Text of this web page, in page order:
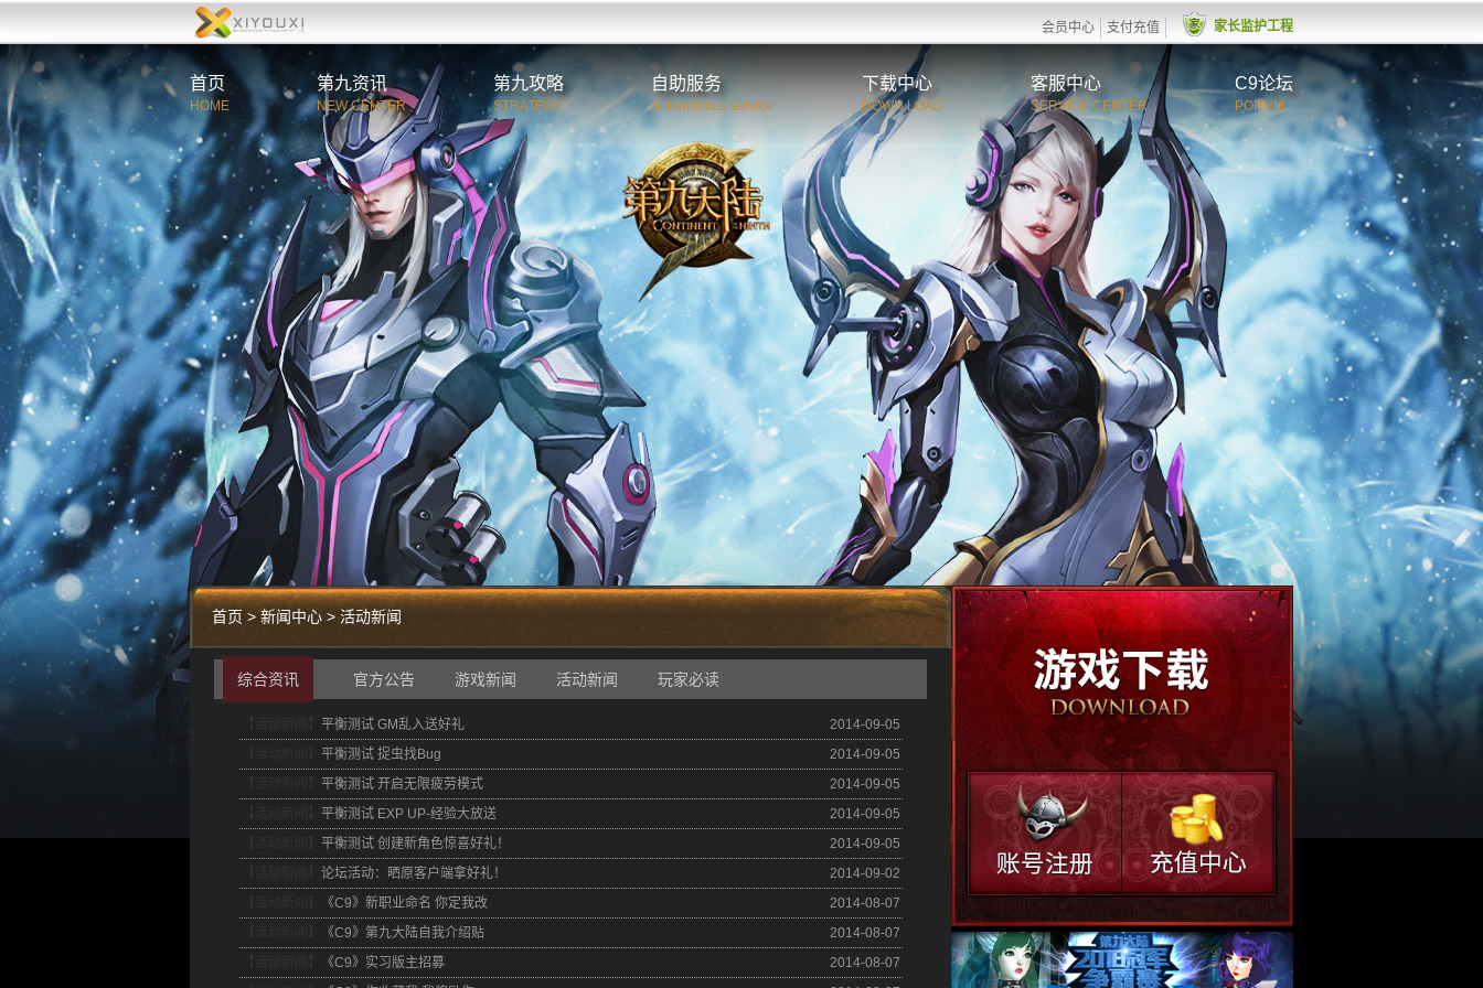
会员中心 支付充值 家长监护工程
首页
HOME
第九资讯
NEW CENTER
第九攻略
STRATEGY
自助服务
Autonomous service
下载中心
DOWN LOAD
客服中心
SERVICE CENTER
C9论坛
PORUM
综合资讯
官方公告
游戏新闻
活动新闻
玩家必读
第九世界观
新手入门
职业介绍
特色系统
游戏系统
C9资料站
CDkey兑换
二级密码初始化
游戏原画
游戏壁纸
游戏截图
服务介绍
常见问题
在线咨询
查看回复
用户协议
用户指引和警示
首页 > 新闻中心 > 活动新闻
综合资讯 官方公告 游戏新闻 活动新闻 玩家必读
平衡测试 GM乱入送好礼
2014-09-05
平衡测试 捉虫找Bug
2014-09-05
平衡测试 开启无限疲劳模式
2014-09-05
平衡测试 EXP UP-经验大放送
2014-09-05
平衡测试 创建新角色惊喜好礼！
2014-09-05
论坛活动：晒原客户端拿好礼！
2014-09-02
《C9》新职业命名 你定我改
2014-08-07
《C9》第九大陆自我介绍贴
2014-08-07
《C9》实习版主招募
2014-08-07